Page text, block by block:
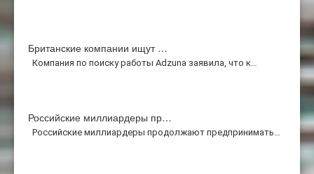
Британские компании ищут …
Компания по поиску работы Adzuna заявила, что к…
Российские миллиардеры пр…
Российские миллиардеры продолжают предпринимать…